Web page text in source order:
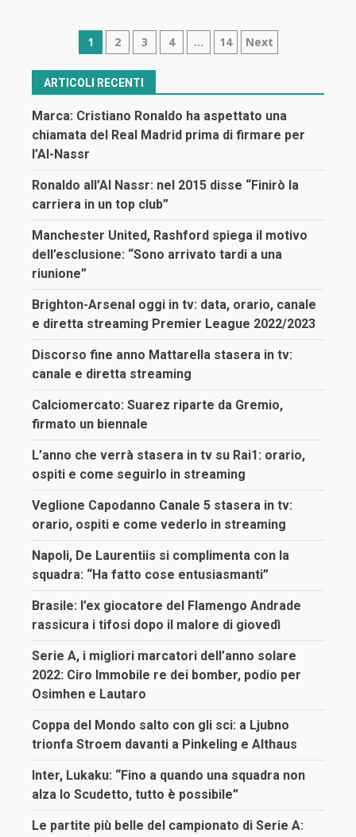
Navigazione
articoli
1 2 3 4 … 14 Next
ARTICOLI RECENTI
Marca: Cristiano Ronaldo ha aspettato una
chiamata del Real Madrid prima di firmare per
l’Al-Nassr
Ronaldo all’Al Nassr: nel 2015 disse “Finirò la
carriera in un top club”
Manchester United, Rashford spiega il motivo
dell’esclusione: “Sono arrivato tardi a una
riunione”
Brighton-Arsenal oggi in tv: data, orario, canale
e diretta streaming Premier League 2022/2023
Discorso fine anno Mattarella stasera in tv:
canale e diretta streaming
Calciomercato: Suarez riparte da Gremio,
firmato un biennale
L’anno che verrà stasera in tv su Rai1: orario,
ospiti e come seguirlo in streaming
Veglione Capodanno Canale 5 stasera in tv:
orario, ospiti e come vederlo in streaming
Napoli, De Laurentiis si complimenta con la
squadra: “Ha fatto cose entusiasmanti”
Brasile: l’ex giocatore del Flamengo Andrade
rassicura i tifosi dopo il malore di giovedì
Serie A, i migliori marcatori dell’anno solare
2022: Ciro Immobile re dei bomber, podio per
Osimhen e Lautaro
Coppa del Mondo salto con gli sci: a Ljubno
trionfa Stroem davanti a Pinkeling e Althaus
Inter, Lukaku: “Fino a quando una squadra non
alza lo Scudetto, tutto è possibile”
Le partite più belle del campionato di Serie A: